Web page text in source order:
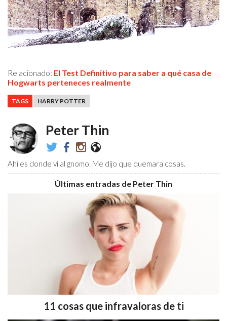
Relacionado: El Test Definitivo para saber a qué casa de
Hogwarts perteneces realmente
TAGS HARRY POTTER
Peter Thin
Ahí es donde vi al gnomo. Me dijo que quemara cosas.
Últimas entradas de Peter Thin
11 cosas que infravaloras de ti